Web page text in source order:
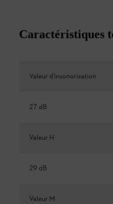
Caractéristiques
Valeur d'insonorisation
27 dB
Valeur H
29 dB
Valeur M